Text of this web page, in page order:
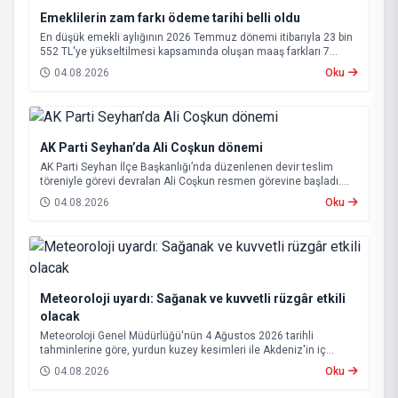
Emeklilerin zam farkı ödeme tarihi belli oldu
En düşük emekli aylığının 2026 Temmuz dönemi itibarıyla 23 bin
552 TL'ye yükseltilmesi kapsamında oluşan maaş farkları 7
Ağustos 2026 tarihinde hesaplara yatırılacak.
04.08.2026 Oku
AK Parti Seyhan’da Ali Coşkun dönemi
AK Parti Seyhan İlçe Başkanlığı’nda düzenlenen devir teslim
töreniyle görevi devralan Ali Coşkun resmen görevine başladı.
Hizmet vurgusu yapan Coşkun, “AK Partili olmak, bu ülkenin her
metrekaresine sevdalı olmaktır” dedi.
04.08.2026 Oku
Meteoroloji uyardı: Sağanak ve kuvvetli rüzgâr etkili
olacak
Meteoroloji Genel Müdürlüğü'nün 4 Ağustos 2026 tarihli
tahminlerine göre, yurdun kuzey kesimleri ile Akdeniz'in iç
bölgelerinde yer yer sağanak ve gök gürültülü sağanak yağış
bekleniyor.
04.08.2026 Oku